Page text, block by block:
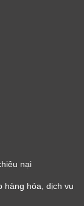
nại
hàng hóa, dịch vụ